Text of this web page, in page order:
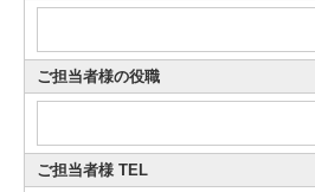
ご担当者様の役職
ご担当者様 TEL